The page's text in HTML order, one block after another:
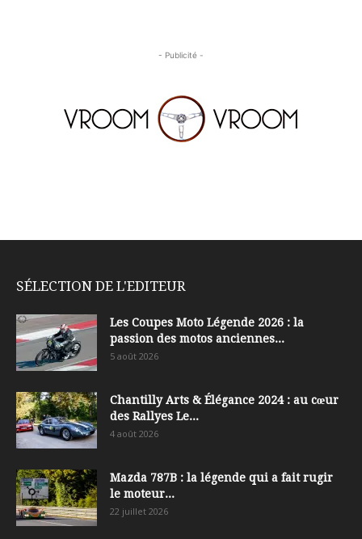
- Publicité -
SÉLECTION DE L'EDITEUR
Les Coupes Moto Légende 2026 : la
passion des motos anciennes...
5 août 2026
Chantilly Arts & Élégance 2024 : au cœur
des Rallyes Le...
4 août 2026
Mazda 787B : la légende qui a fait rugir
le moteur...
22 juillet 2026